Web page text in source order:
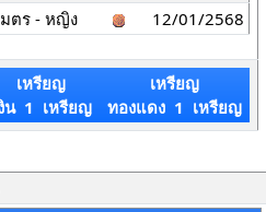
มตร - หญิง 12/01/2568
เหรียญ
น 1 เหรียญ
เหรียญ
ทองแดง 1 เหรียญ